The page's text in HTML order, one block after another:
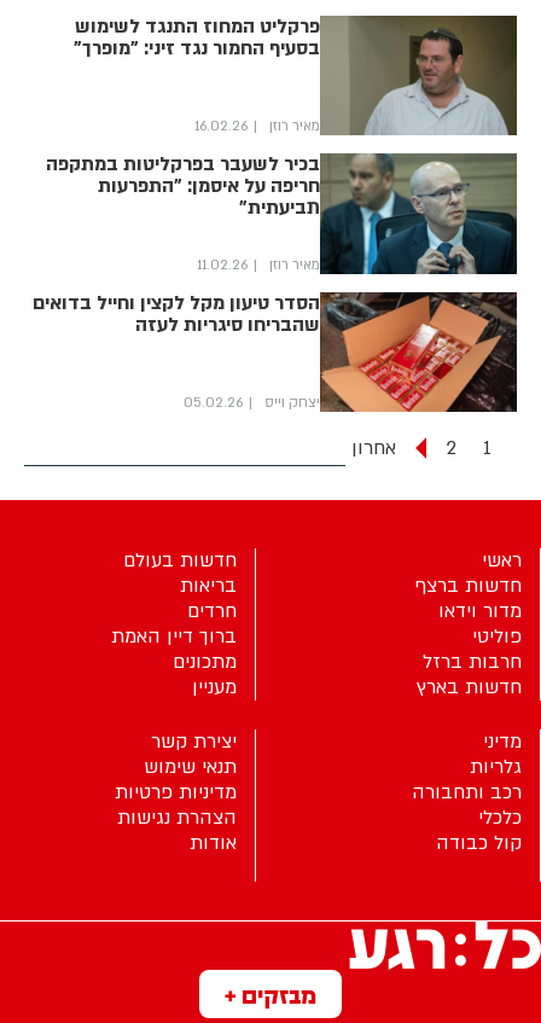
פרקליט המחוז התנגד לשימוש
בסעיף החמור נגד זיני: "מופרך"
מאיר רוזן 16.02.26
בכיר לשעבר בפרקליטות במתקפה
חריפה על איסמן: "התפרעות
תביעתית"
מאיר רוזן 11.02.26
הסדר טיעון מקל לקצין וחייל בדואים
שהבריחו סיגריות לעזה
יצחק וייס 05.02.26
1
2 אחרון
מבזקים +
ראשי
חדשות ברצף
מדור וידאו
פוליטי
חרבות ברזל
חדשות בארץ
חדשות בעולם
בריאות
חרדים
ברוך דיין האמת
מתכונים
מעניין
מדיני
גלריות
רכב ותחבורה
כלכלי
קול כבודה
יצירת קשר
תנאי שימוש
מדיניות פרטיות
הצהרת נגישות
אודות